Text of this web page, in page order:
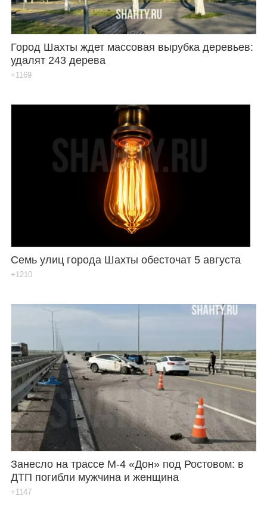
Город Шахты ждет массовая вырубка деревьев:
удалят 243 дерева
+1169
Семь улиц города Шахты обесточат 5 августа
+1210
Занесло на трассе М-4 «Дон» под Ростовом: в
ДТП погибли мужчина и женщина
+1147